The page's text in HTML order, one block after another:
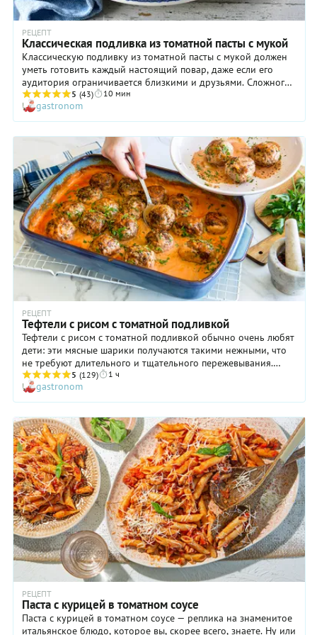
РЕЦЕПТ
Классическая подливка из томатной пасты с мукой
Классическую подливку из томатной пасты с мукой должен
уметь готовить каждый настоящий повар, даже если его
аудитория ограничивается близкими и друзьями. Сложного
в этом деле ничего нет, все ингредиенты доступны, да и
временные затраты на воплощение идеи в жизнь
совершенно ничтожны. Только помните, что такой томатный
соус следует подавать исключительно горячим, поэтому если
вы вдруг приготовите подливку по нашему рецепту задолго
до подачи, непременно подогрейте ее в микроволновой
печи перед использованием.
5 (43) 10 мин
gastronom
РЕЦЕПТ
Тефтели с рисом с томатной подливкой
Тефтели с рисом с томатной подливкой обычно очень любят
дети: эти мясные шарики получаются такими нежными, что
не требуют длительного и тщательного пережевывания.
Взрослые тоже не против такого блюда, ведь оно вызывает у
них ностальгические воспоминания о вкусном домашнем
обеде. Приятно, что готовятся тефтели с рисом просто и из
самых доступных ингредиентов. Причем мясную
составляющую можно варьировать! Хотите, сделайте
тефтели только из свинины, хотите — используйте курятину,
а также индюшатину.
5 (129) 1 ч
gastronom
РЕЦЕПТ
Паста с курицей в томатном соусе
Паста с курицей в томатном соусе — реплика на знаменитое
итальянское блюдо, которое вы, скорее всего, знаете. Ну или